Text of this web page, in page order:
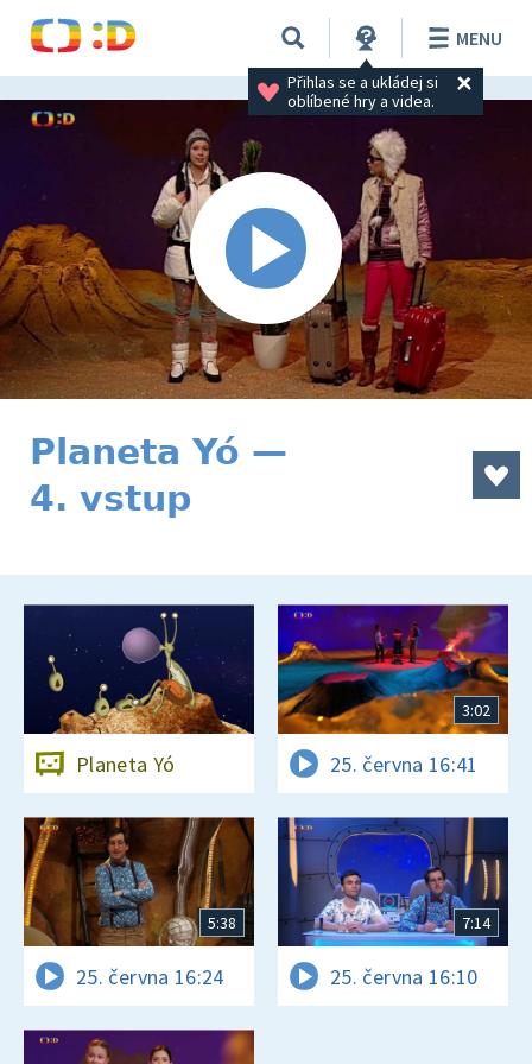
Přihlas se a ukládej si
oblíbené hry a videa.
MENU
Planeta Yó —
4. vstup
Planeta Yó
3:02
25. června 16:41
5:38
25. června 16:24
7:14
25. června 16:10